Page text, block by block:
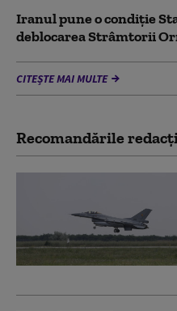
Iranul pune o condiție
deblocarea Strâmtorii
CITEȘTE MAI MULTE
Recomandările